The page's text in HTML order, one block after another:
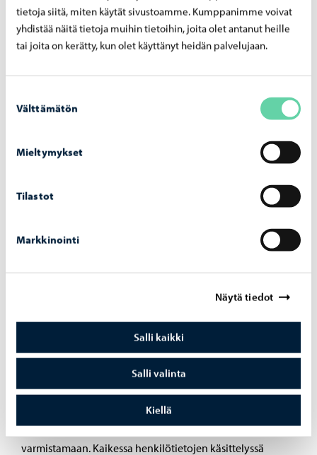
tietoja siitä, miten käytät sivustoamme. Kumppanimme voivat
yhdistää näitä tietoja muihin tietoihin, joita olet antanut heille
tai joita on kerätty, kun olet käyttänyt heidän palvelujaan.
valinta
Välttämätön
Mieltymykset
Tilastot
Markkinointi
Näytä tiedot
Salli kaikki
Salli valinta
Kiellä
periaatteet
Manuaalinen aineisto: Kilpailuista tai arvonnoista ei synny
säilytetään Webropol-järjestelmässä tai järjestelmässä,
järjestelmään rekisteröityneet kaupungin henkilöt, joilla
13. Automaattinen päätöksenteko
14. Rekisteröidyn oikeudet
Porvoon kaupungille on ensiarvoisen tärkeää, että
kaupungin järjestelmien ja henkilörekistereiden
luotettavuus ja uskottavuus kyetään ylläpitämään sekä
varmistamaan. Kaikessa henkilötietojen käsittelyssä